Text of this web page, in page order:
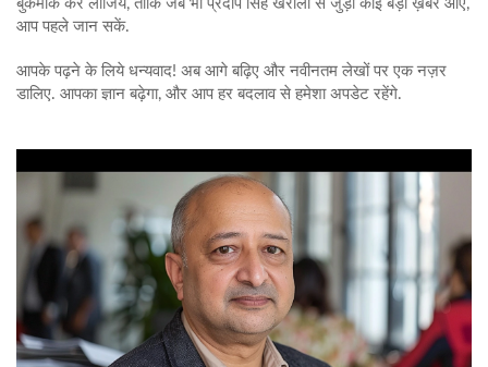
बुकमार्क कर लीजिये, ताकि जब भी प्रदीप सिंह खरोला से जुड़ी कोई बड़ी ख़बर आए,
आप पहले जान सकें.
आपके पढ़ने के लिये धन्यवाद! अब आगे बढ़िए और नवीनतम लेखों पर एक नज़र
डालिए. आपका ज्ञान बढ़ेगा, और आप हर बदलाव से हमेशा अपडेट रहेंगे.